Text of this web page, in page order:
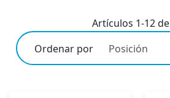
Artículos 1-12de
Ordenar por